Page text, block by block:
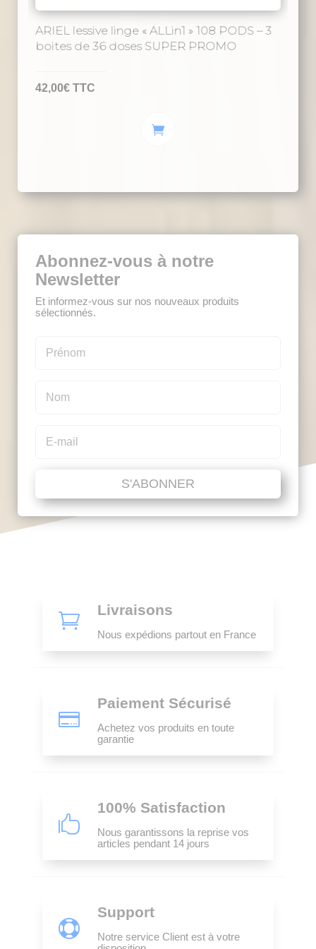
ARIEL lessive linge « ALLin1 » 108 PODS – 3
boites de 36 doses SUPER PROMO
42,00€ TTC
Abonnez-vous à notre
Newsletter
Et informez-vous sur nos nouveaux produits
sélectionnés.
S'ABONNER

Livraisons
Nous expédions partout en France

Paiement Sécurisé
Achetez vos produits en toute
garantie

100% Satisfaction
Nous garantissons la reprise vos
articles pendant 14 jours

Support
Notre service Client est à votre